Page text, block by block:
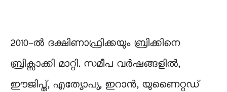
2010-ൽ ദക്ഷിണാഫ്രിക്കയും ബ്രിക്കിനെ
ബ്രിക്സാക്കി മാറ്റി. സമീപ വർഷങ്ങളിൽ,
ഈജിപ്ത്, എത്യോപ്യ, ഇറാൻ, യുണൈറ്റഡ്